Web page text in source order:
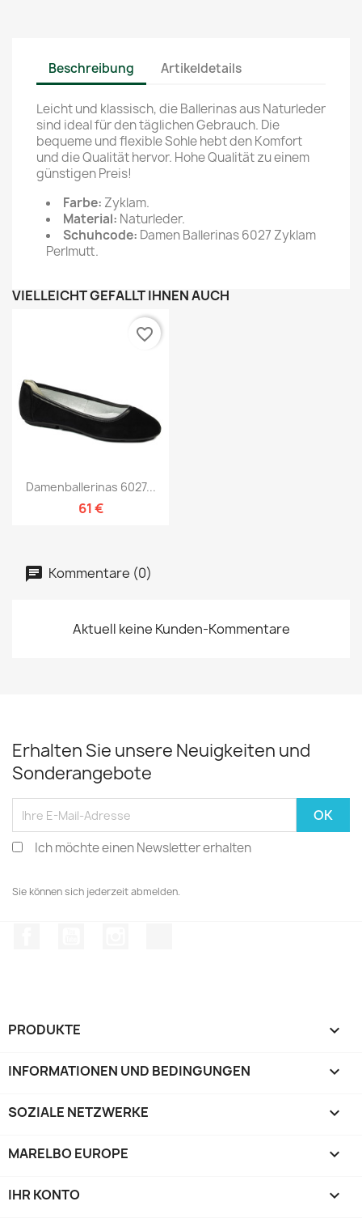
Beschreibung Artikeldetails
Leicht und klassisch, die Ballerinas aus Naturleder
sind ideal für den täglichen Gebrauch. Die
bequeme und flexible Sohle hebt den Komfort
und die Qualität hervor. Hohe Qualität zu einem
günstigen Preis!
Farbe: Zyklam.
Material: Naturleder.
Schuhcode: Damen Ballerinas 6027 Zyklam
Perlmutt.
VIELLEICHT GEFÄLLT IHNEN AUCH
Damenballerinas 6027...
61 €
favorite_border
Kommentare (0)
Aktuell keine Kunden-Kommentare
Erhalten Sie unsere Neuigkeiten und
Sonderangebote
Ich möchte einen Newsletter erhalten
Sie können sich jederzeit abmelden.
PRODUKTE 
INFORMATIONEN UND BEDINGUNGEN 
SOZIALE NETZWERKE 
MARELBO EUROPE 
IHR KONTO 